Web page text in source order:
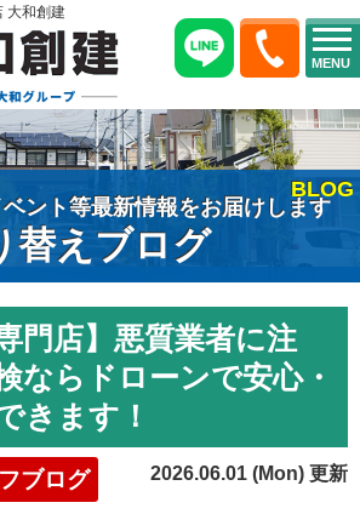
MENU
大和創建
ント等最新情報をお届けします
替えブログ
BLOG
門店】悪質業者に注
ならドローンで安心・
きます！
ブログ 2026.06.01 (Mon) 更新